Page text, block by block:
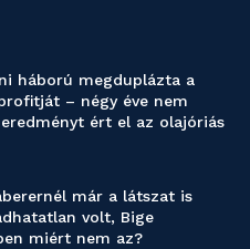
háború megduplázta a
– négy éve nem
ért el az olajóriás
már a látszat is
volt, Bige
miért nem az?